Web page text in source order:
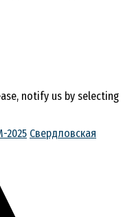
notify us by selecting
2025 Свердловская